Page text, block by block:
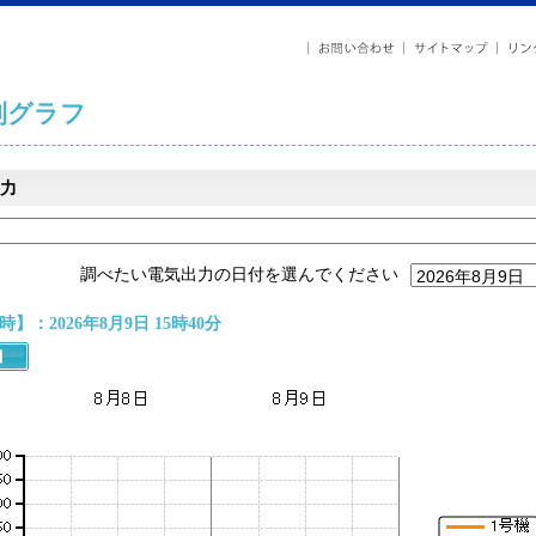
グラフ
調べたい電気出力の日付を選んでください
】：2026年8月9日 15時40分